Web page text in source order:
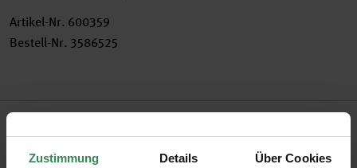
Zustimmung Details Über Cookies
Artikel-Nr. 600359
Bestell-Nr. 3586525
Produktbeschreibung
Schmuck kann man ganz einfach selbst herstellen! Aus